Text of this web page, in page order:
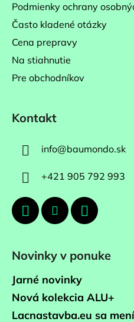
Podmienky ochrany
Často kladené otázky
Cena prepravy
Na stiahnutie
Pre obchodníkov
Kontakt
info@baumondo.sk
+421 905 792 993
Novinky v ponuke
Jarné novinky
Nová kolekcia ALU+
Lacnastavba.eu sa